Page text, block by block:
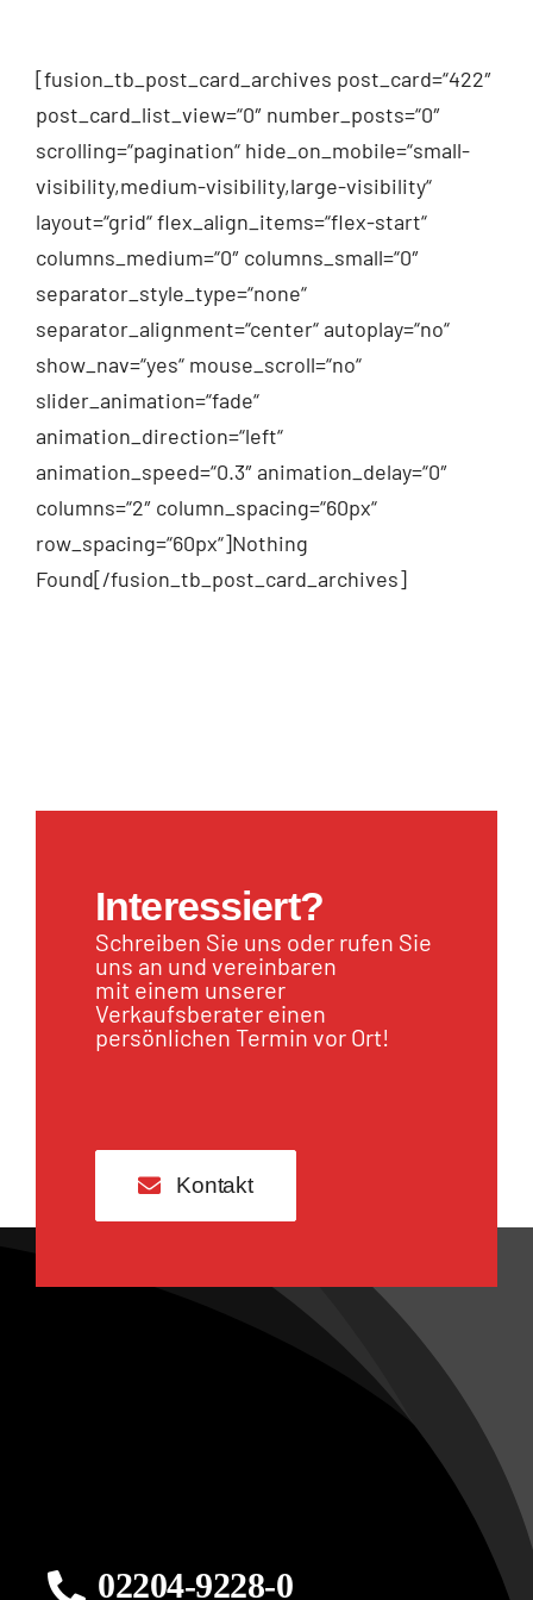
[fusion_tb_post_card_archives post_card=“422″
post_card_list_view=“0″ number_posts=“0″
scrolling=“pagination“ hide_on_mobile=“small-
visibility,medium-visibility,large-visibility“
layout=“grid“ flex_align_items=“flex-start“
columns_medium=“0″ columns_small=“0″
separator_style_type=“none“
separator_alignment=“center“ autoplay=“no“
show_nav=“yes“ mouse_scroll=“no“
slider_animation=“fade“
animation_direction=“left“
animation_speed=“0.3″ animation_delay=“0″
columns=“2″ column_spacing=“60px“
row_spacing=“60px“]Nothing
Found[/fusion_tb_post_card_archives]
Interessiert?
Schreiben Sie uns oder rufen Sie
uns an und vereinbaren
mit einem unserer
Verkaufsberater einen
persönlichen Termin vor Ort!
Kontakt
02204-9228-0